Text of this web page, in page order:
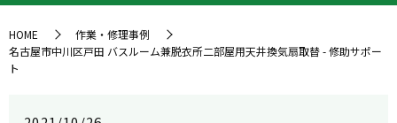
HOME
作業・修理事例
名古屋市中川区戸田 バスルーム兼脱衣所二部屋用天井換気扇取替 - 修助サポー
ト